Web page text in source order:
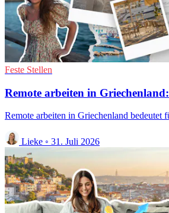
Feste Stellen
Remote arbeiten in
Remote arbeiten in Griechenland bedeutet
Lieke ◦ 31. Juli 2026